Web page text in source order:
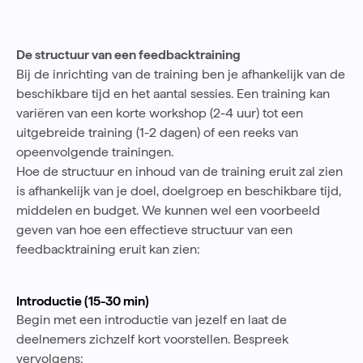
De structuur van een feedbacktraining
Bij de inrichting van de training ben je afhankelijk van de
beschikbare tijd en het aantal sessies. Een training kan
variëren van een korte workshop (2-4 uur) tot een
uitgebreide training (1-2 dagen) of een reeks van
opeenvolgende trainingen.
Hoe de structuur en inhoud van de training eruit zal zien
is afhankelijk van je doel, doelgroep en beschikbare tijd,
middelen en budget. We kunnen wel een voorbeeld
geven van hoe een effectieve structuur van een
feedbacktraining eruit kan zien:
Introductie (15-30 min)
Begin met een introductie van jezelf en laat de
deelnemers zichzelf kort voorstellen. Bespreek
vervolgens: